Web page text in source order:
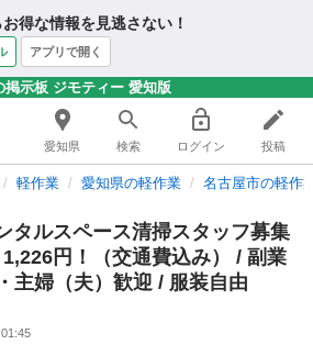
得な情報を見逃さない！
アプリで開く
掲示板 ジモティー 愛知版
愛知県 検索 ログイン 投稿
軽作業 愛知県の軽作業 名古屋市の軽作
タルスペース清掃スタッフ募集
円！（交通費込み） / 副業
主婦（夫）歓迎 / 服装自由